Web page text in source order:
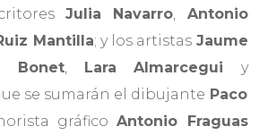
Julia Navarro,Antonio
Mantilla; y los artistasJaume
Bonet,Lara Almarcegui y
se sumarán el dibujante Paco
gráficoAntonio Fraguas